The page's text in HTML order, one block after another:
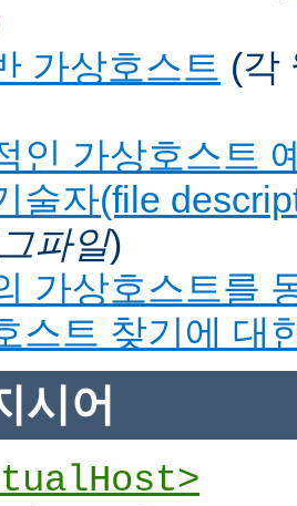
가상호스트 (각
인 가상호스트
술자(file
파일)
가상호스트를
스트 찾기에 대
시어